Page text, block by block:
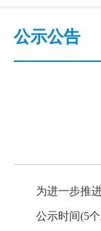
公示公告
为进一步推
公示时间(5